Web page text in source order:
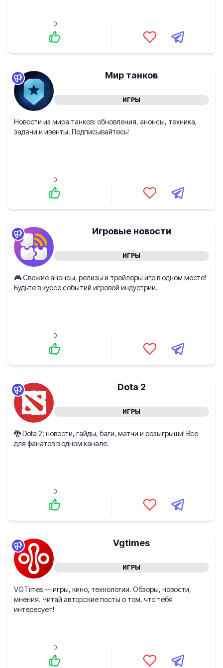
0
Мир танков
ИГРЫ
Новости из мира танков: обновления, анонсы, техника,
задачи и ивенты. Подписывайтесь!
0
Игровые новости
ИГРЫ
🎮 Свежие анонсы, релизы и трейлеры игр в одном месте!
Будьте в курсе событий игровой индустрии.
0
Dota 2
ИГРЫ
🐉 Dota 2: новости, гайды, баги, матчи и розыгрыши! Всё
для фанатов в одном канале.
0
Vgtimes
ИГРЫ
VGTimes — игры, кино, технологии. Обзоры, новости,
мнения. Читай авторские посты о том, что тебя
интересует!
0